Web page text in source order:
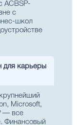
ACBSP-
с
школ
для карьеры
Microsoft,
— все
Финансовый